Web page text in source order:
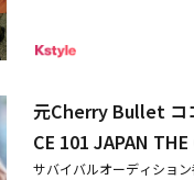
せざるを得ないという趣
を与えた。ME:Iは、オーデ
ルズグループだ。
グループ脱退へLAPONE
ールズグループ・Cherry
の夢を掴んだ。RANは7月
ープGirls²出身で、番組を
規定に反する事案が発生
るJO1のメンバー大平祥
元Cherry Bullet コ
CE 101 JAPAN
サバイバルオーディショ